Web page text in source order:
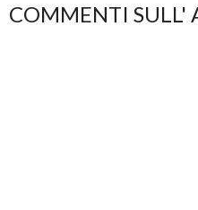
COMMENTI SULL'